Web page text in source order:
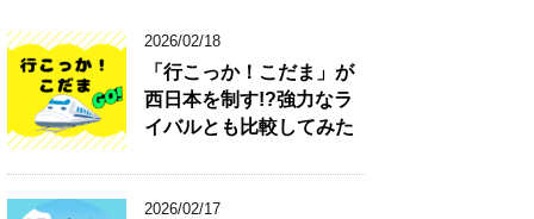
2026/02/18
「行こっか！こだま」が
西日本を制す!?強力なラ
イバルとも比較してみた
2026/02/17